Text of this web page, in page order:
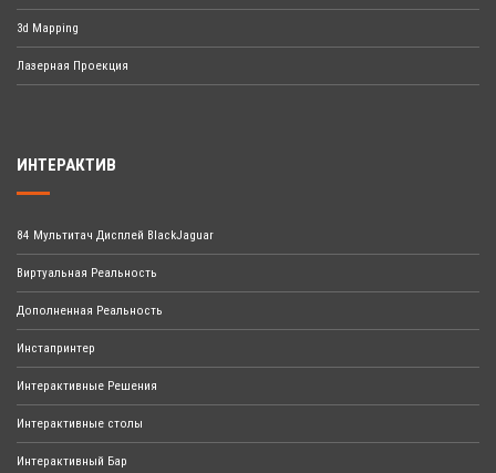
3d Mapping
Лазерная Проекция
ИНТЕРАКТИВ
84 Мультитач Дисплей BlackJaguar
Виртуальная Реальность
Дополненная Реальность
Инстапринтер
Интерактивные Решения
Интерактивные столы
Интерактивный Бар